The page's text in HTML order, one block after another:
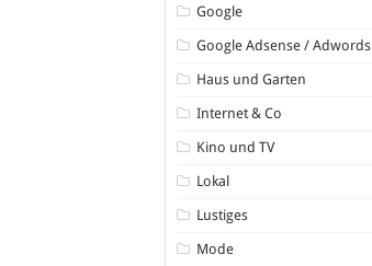
Google
Google Adsense / Adwords
Haus und Garten
Internet & Co
Kino und TV
Lokal
Lustiges
Mode